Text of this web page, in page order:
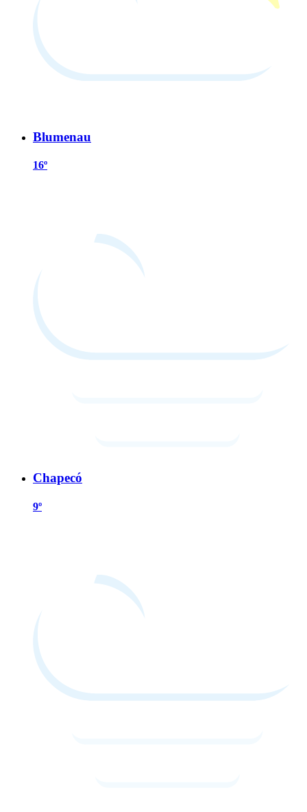
Blumenau
16º
Chapecó
9º